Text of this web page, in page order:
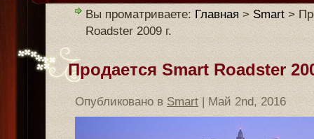
Вы проматриваете: Главная > Smart >
Roadster 2009 г.
Продается Smart Roadster
Опубликовано в Smart | Май 2nd, 2016